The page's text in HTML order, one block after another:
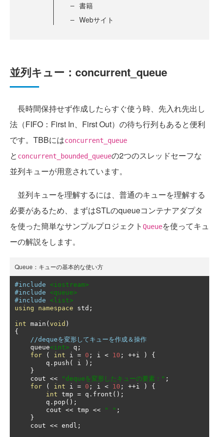
書籍
Webサイト
並列キュー：concurrent_queue
長時間保持せず作成したらすぐ使う時、先入れ先出し
法（FIFO：First In、First Out）の待ち行列もあると便利
です。TBBにはconcurrent_queue
と concurrent_bounded_queueの2つのスレッドセーフな
並列キューが用意されています。
並列キューを理解するには、普通のキューを理解する
必要があるため、まずはSTLのqueueコンテナアダプタ
を使った簡単なサンプルプロジェクト Queueを使ってキュ
ーの解説をします。
Queue：キューの基本的な使い方
#include
<iostream>
#include
<queue>
#include
<list>
using
namespace std ;
int main ( void )
{
//dequeを変形してキューを作成＆操作
    queue
<int> q ;
for
( int i = 0 ; i < 10 ; ++i )
{
        q
. push ( i
);
}
    cout
<< "dequeを変形したキューの要素：" ;
for
( int i = 0 ; i < 10 ; ++i )
{
int tmp = q . front ();
        q
. pop ();
        cout
<< tmp << " " ;
}
    cout
<< endl ;